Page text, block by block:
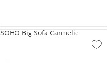
SOHO Big Sofa Carmelie